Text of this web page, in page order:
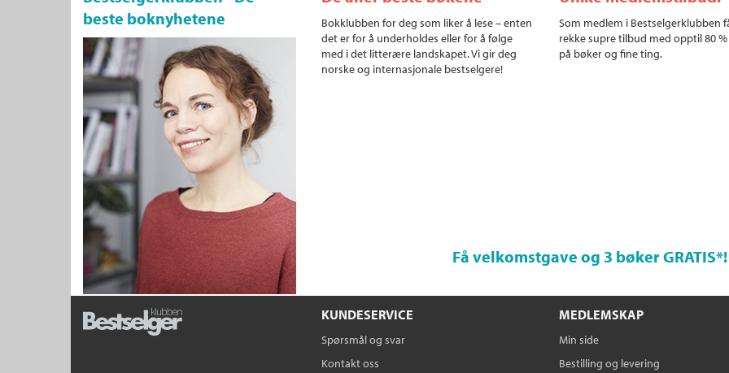
beste boknyhetene
Bokklubben for deg som liker å lese – enten
det er for å underholdes eller for å følge
med i det litterære landskapet. Vi gir deg
norske og internasjonale bestselgere!
Som medlem i Bestselgerklubben
rekke supre tilbud med opptil 80
på bøker og fine ting.
Få velkomstgave og 3 bøker GRATIS*!
KUNDESERVICE
Spørsmål og svar
Kontakt oss
MEDLEMSKAP
Min side
Bestilling og levering